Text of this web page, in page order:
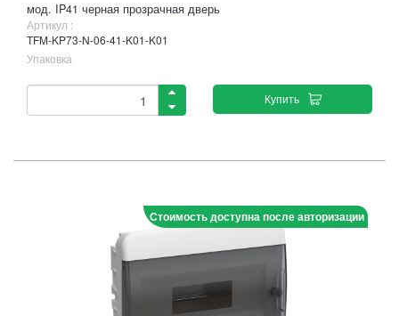
мод. IP41 черная прозрачная дверь
Артикул :
TFM-KP73-N-06-41-K01-K01
Упаковка
Купить
Стоимость доступна после авторизации